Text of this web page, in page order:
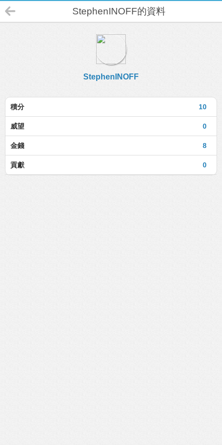
StephenINOFF的資料
StephenINOFF
10
積分
0
威望
8
金錢
0
貢獻